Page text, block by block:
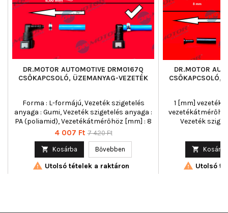
DR.MOTOR AUTOMOTIVE DRM0167Q
CSŐKAPCSOLÓ, ÜZEMANYAG-VEZETÉK
Forma : L-formájú, Vezeték szigetelés
anyaga : Gumi, Vezeték szigetelés anyaga :
PA (poliamid), Vezetékátmérőhöz [mm] : 8
Ár
4 007 Ft Normál
7 420 Ft
 Kosárba Bővebben
 Utolsó tételek a raktáron
DR.MOTOR
CSŐKAPCSOLÓ,
1 [mm]
Vezeték
 Kosárba
 Utolsó